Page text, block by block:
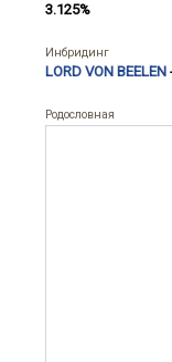
3.125%
Инбридинг
LORD VON BEELEN
Родословная